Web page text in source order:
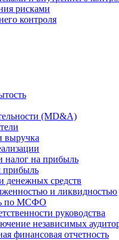
рисками
контроля
(MD&A)
выручка
налог на прибыль
прибыль
денежных средств
и ликвидностью
по МСФО
руководства
независимых
финансовая отчетность